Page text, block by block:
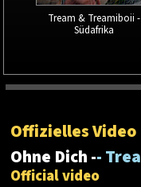
Tream & Treamiboii -
Südafrika
Offizielles Video
Ohne Dich --
Official video